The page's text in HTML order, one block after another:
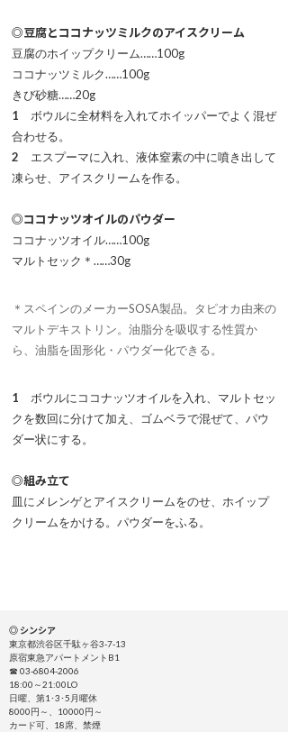
◎豆腐とココナッツミルクのアイスクリーム
豆腐のホイップクリーム……100g
ココナッツミルク……100g
きび砂糖……20g
1 ボウルに全材料を入れてホイッパーでよく混ぜ
合わせる。
2 エスプーマに入れ、液体窒素の中に噴き出して
凍らせ、アイスクリームを作る。
◎ココナッツオイルのパウダー
ココナッツオイル……100g
マルトセック＊……30g
＊スペインのメーカーSOSA製品。タピオカ由来の
マルトデキストリン。油脂分を吸収する性質か
ら、油脂を固形化・パウダー化できる。
1 ボウルにココナッツオイルを入れ、マルトセッ
クを数回に分けて加え、ゴムベラで混ぜて、パウ
ダー状にする。
◎組み立て
皿にメレンゲとアイスクリームをのせ、ホイップ
クリームをかける。パウダーをふる。
◎ シンシア
東京都渋谷区千駄ヶ谷3-7-13
原宿東急アパートメントB1
☎ 03-6804-2006
18:00～21:00LO
日曜、第1･3･5月曜休
8000円～、10000円～
カード可、18席、禁煙